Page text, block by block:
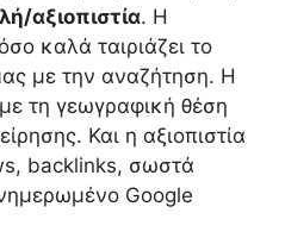
αξιοπιστία. Η
καλά ταιριάζει το
με την αναζήτηση. Η
τη γεωγραφική θέση
Και η αξιοπιστία
backlinks, σωστά
Google